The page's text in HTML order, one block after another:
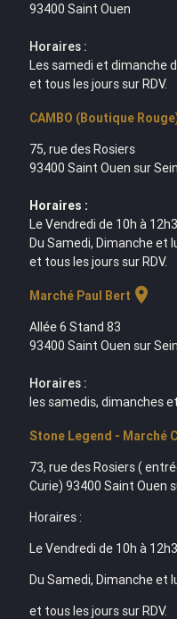
93400 Saint Ouen
Horaires :
Les samedi et dimanche
et tous les jours sur RDV.
CAMBO (Boutique
75, rue des Rosiers
93400 Saint Ouen sur
Horaires :
Le Vendredi de 10h à
Du Samedi, Dimanche et
et tous les jours sur RDV.
Marché Paul Bert location_on
Allée 6 Stand 83
93400 Saint Ouen sur
Horaires :
les samedis, dimanches
Stone Legend - Marché
73, rue des Rosiers (
Curie) 93400 Saint Ouen
Horaires :
Le Vendredi de 10h à
Du Samedi, Dimanche et
et tous les jours sur RDV.